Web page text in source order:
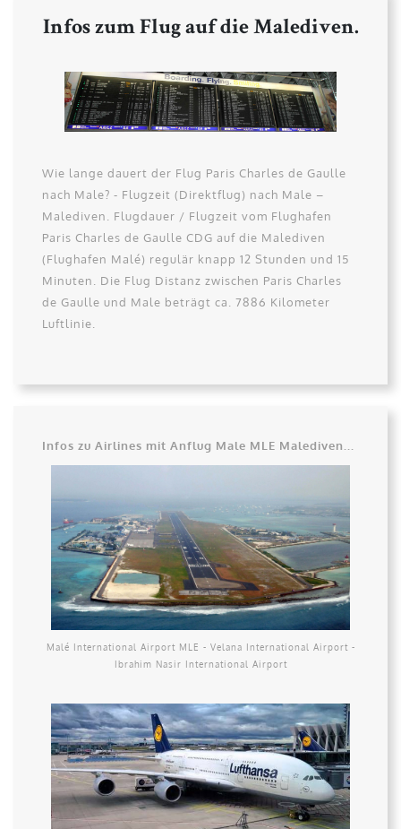
Infos zum Flug auf die Malediven.
Wie lange dauert der Flug Paris Charles de Gaulle
nach Male? - Flugzeit (Direktflug) nach Male –
Malediven. Flugdauer / Flugzeit vom Flughafen
Paris Charles de Gaulle CDG auf die Malediven
(Flughafen Malé) regulär knapp 12 Stunden und 15
Minuten. Die Flug Distanz zwischen Paris Charles
de Gaulle und Male beträgt ca. 7886 Kilometer
Luftlinie.
Infos zu Airlines mit Anflug Male MLE Malediven...
Malé International Airport MLE - Velana International Airport -
Ibrahim Nasir International Airport